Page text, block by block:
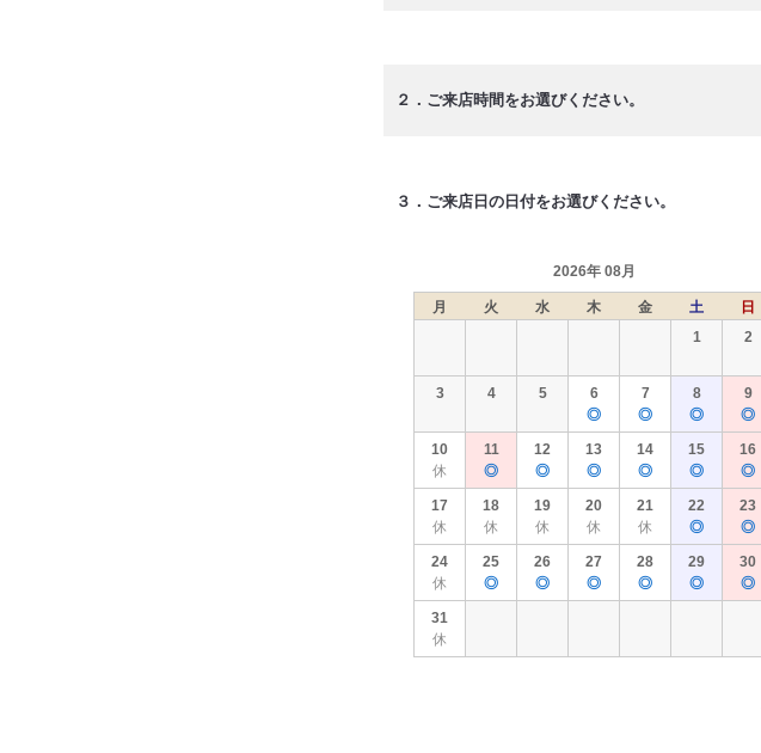
２．ご来店時間をお選びください。
３．ご来店日の日付をお選びください。
2026年 08月
月 火 水 木 金 土
日
1
2
3 4 5
6
◎
7
◎
8
◎
9
◎
10
休
11
◎
12
◎
13
◎
14
◎
15
◎
16
◎
17
休
18
休
19
休
20
休
21
休
22
◎
23
◎
24
休
25
◎
26
◎
27
◎
28
◎
29
◎
30
◎
31
休